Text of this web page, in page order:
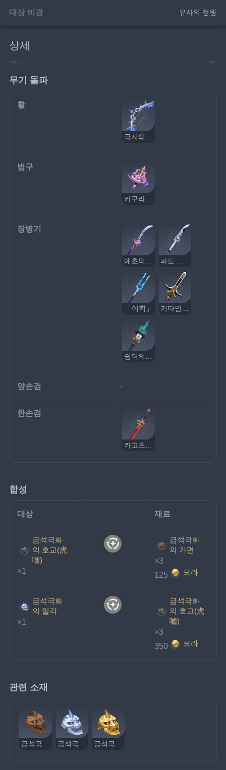
대상 비경 유사의 정원
상세
무기 돌파
활
법구
카구라의 진의
장병기
「어획」 키타인 십자창
양손검 -
한손검
합성
대상 재료
금석극화
의 호교(虎
嚙)
×1
금석극화
의 가면
×3
125
모라
금석극화
의 일각
×1
금석극화
의 호교(虎
嚙)
×3
350
모라
관련 소재